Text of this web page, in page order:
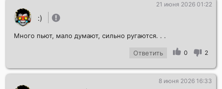
:)
21 июня 2026 01:22
Много пьют, мало думают, сильно ругаются. . .
Ответить 0 2
8 июня 2026 16:33